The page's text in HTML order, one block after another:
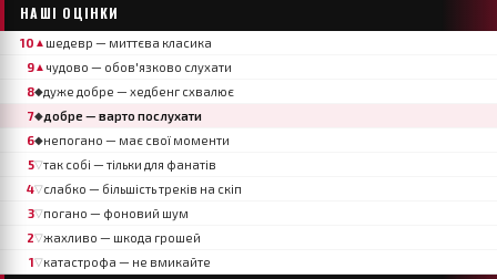
НАШІ ОЦІНКИ
10 ▲ шедевр — миттєва класика
9▲ чудово — обов'язково слухати
8◆дуже добре — хедбенг схвалює
7◆добре — варто послухати
6◆непогано — має свої моменти
5▽так собі — тільки для фанатів
4▽слабко — більшість треків на скіп
3▽погано — фоновий шум
2▽жахливо — шкода грошей
1▽катастрофа — не вмикайте